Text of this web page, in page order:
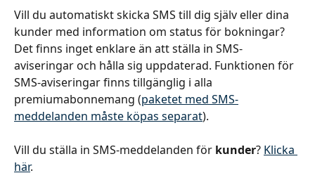
Vill du automatiskt skicka SMS till dig själv eller dina
kunder med information om status för bokningar?
Det finns inget enklare än att ställa in SMS-
aviseringar och hålla sig uppdaterad. Funktionen för
SMS-aviseringar finns tillgänglig i alla
premiumabonnemang (paketet med SMS-
meddelanden måste köpas separat).
Vill du ställa in SMS-meddelanden för kunder? Klicka
här.